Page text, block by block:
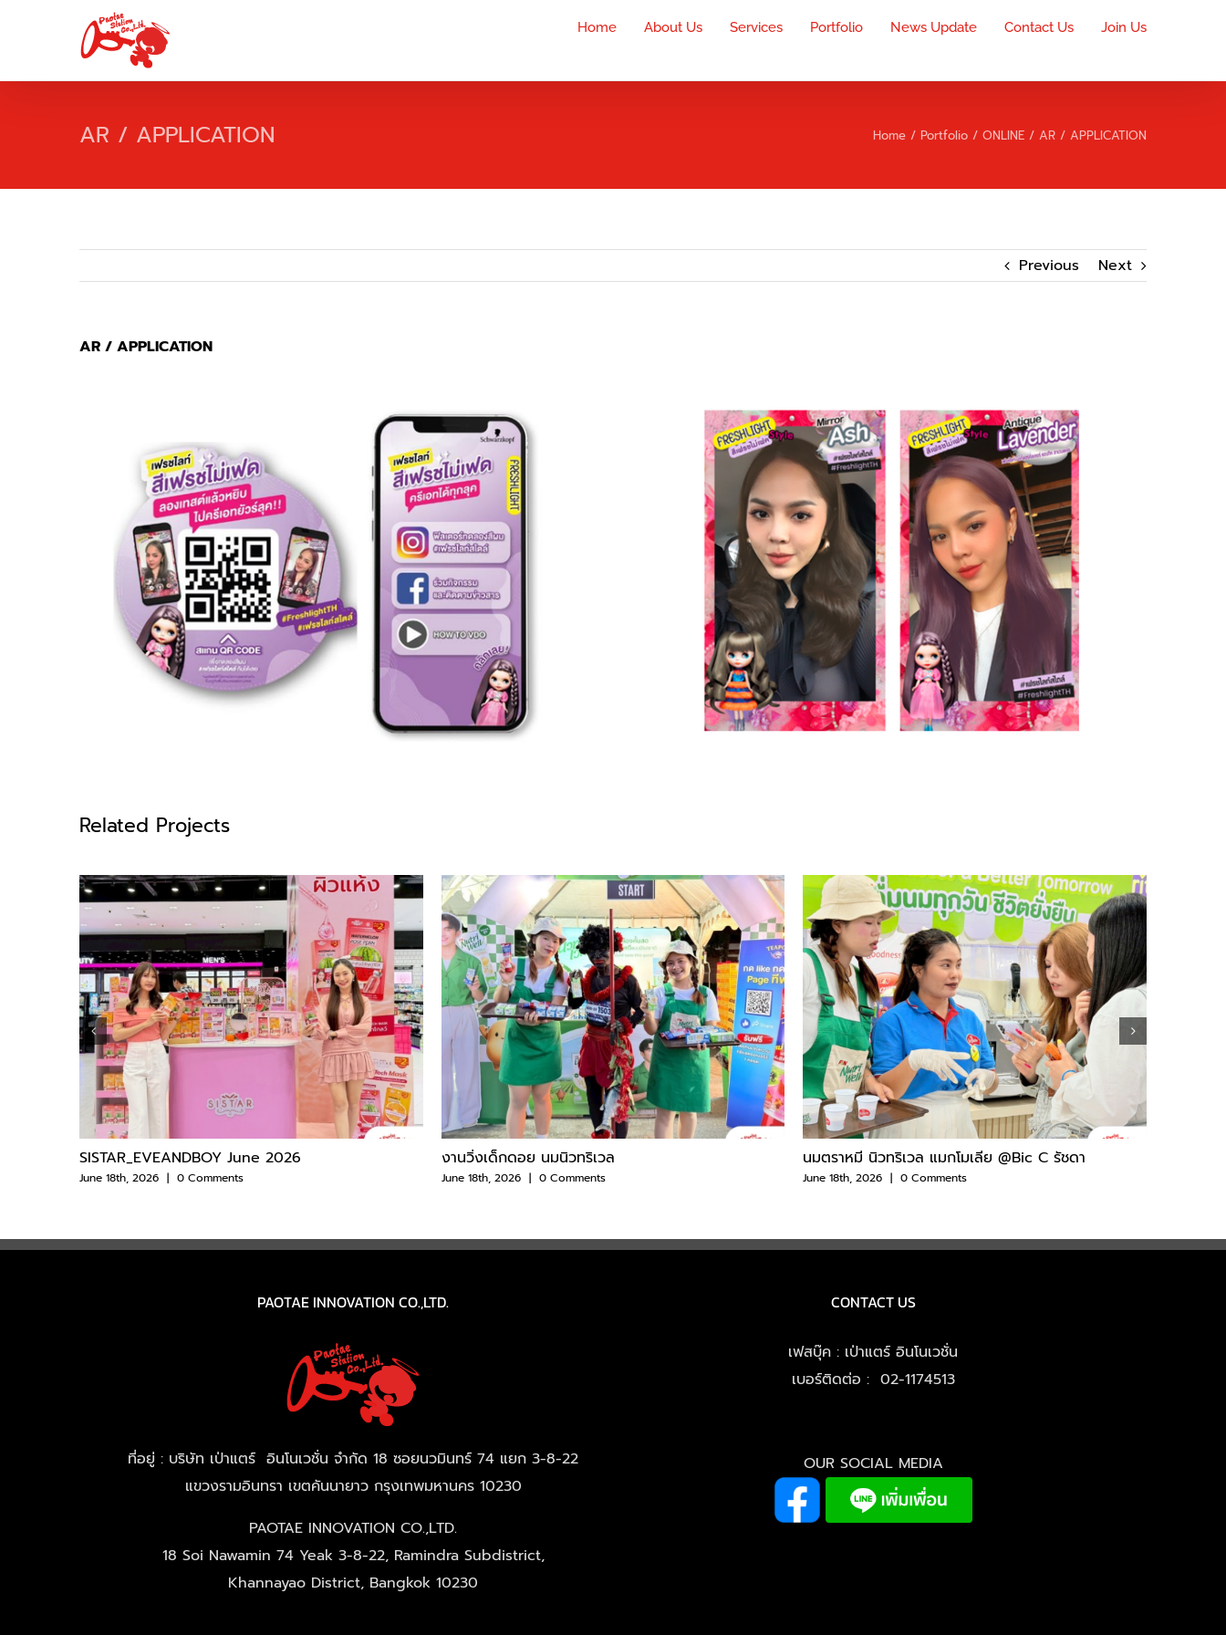
Home About Us Services Portfolio News Update Contact Us Join Us
AR / APPLICATION Home Portfolio ONLINE AR / APPLICATION
Previous Next
AR / APPLICATION
Related Projects
SISTAR_EVEANDBOY June 2026
June 18th, 2026 | 0 Comments
งานวิ่งเด็กดอย นมนิวทริเวล
June 18th, 2026 | 0 Comments
นมตราหมี นิวทริเวล แมกโมเลีย @Bic C รัชดา
June 18th, 2026 | 0 Comments
PAOTAE INNOVATION CO.,LTD.
ที่อยู่ : บริษัท เป่าแตร์ อินโนเวชั่น จำกัด 18 ซอยนวมินทร์ 74 แยก 3-8-22
แขวงรามอินทรา เขตคันนายาว กรุงเทพมหานคร 10230
PAOTAE INNOVATION CO.,LTD.
18 Soi Nawamin 74 Yeak 3-8-22, Ramindra Subdistrict,
Khannayao District, Bangkok 10230
CONTACT US
เฟสบุ๊ค : เป่าแตร์ อินโนเวชั่น
เบอร์ติดต่อ : 02-1174513
OUR SOCIAL MEDIA